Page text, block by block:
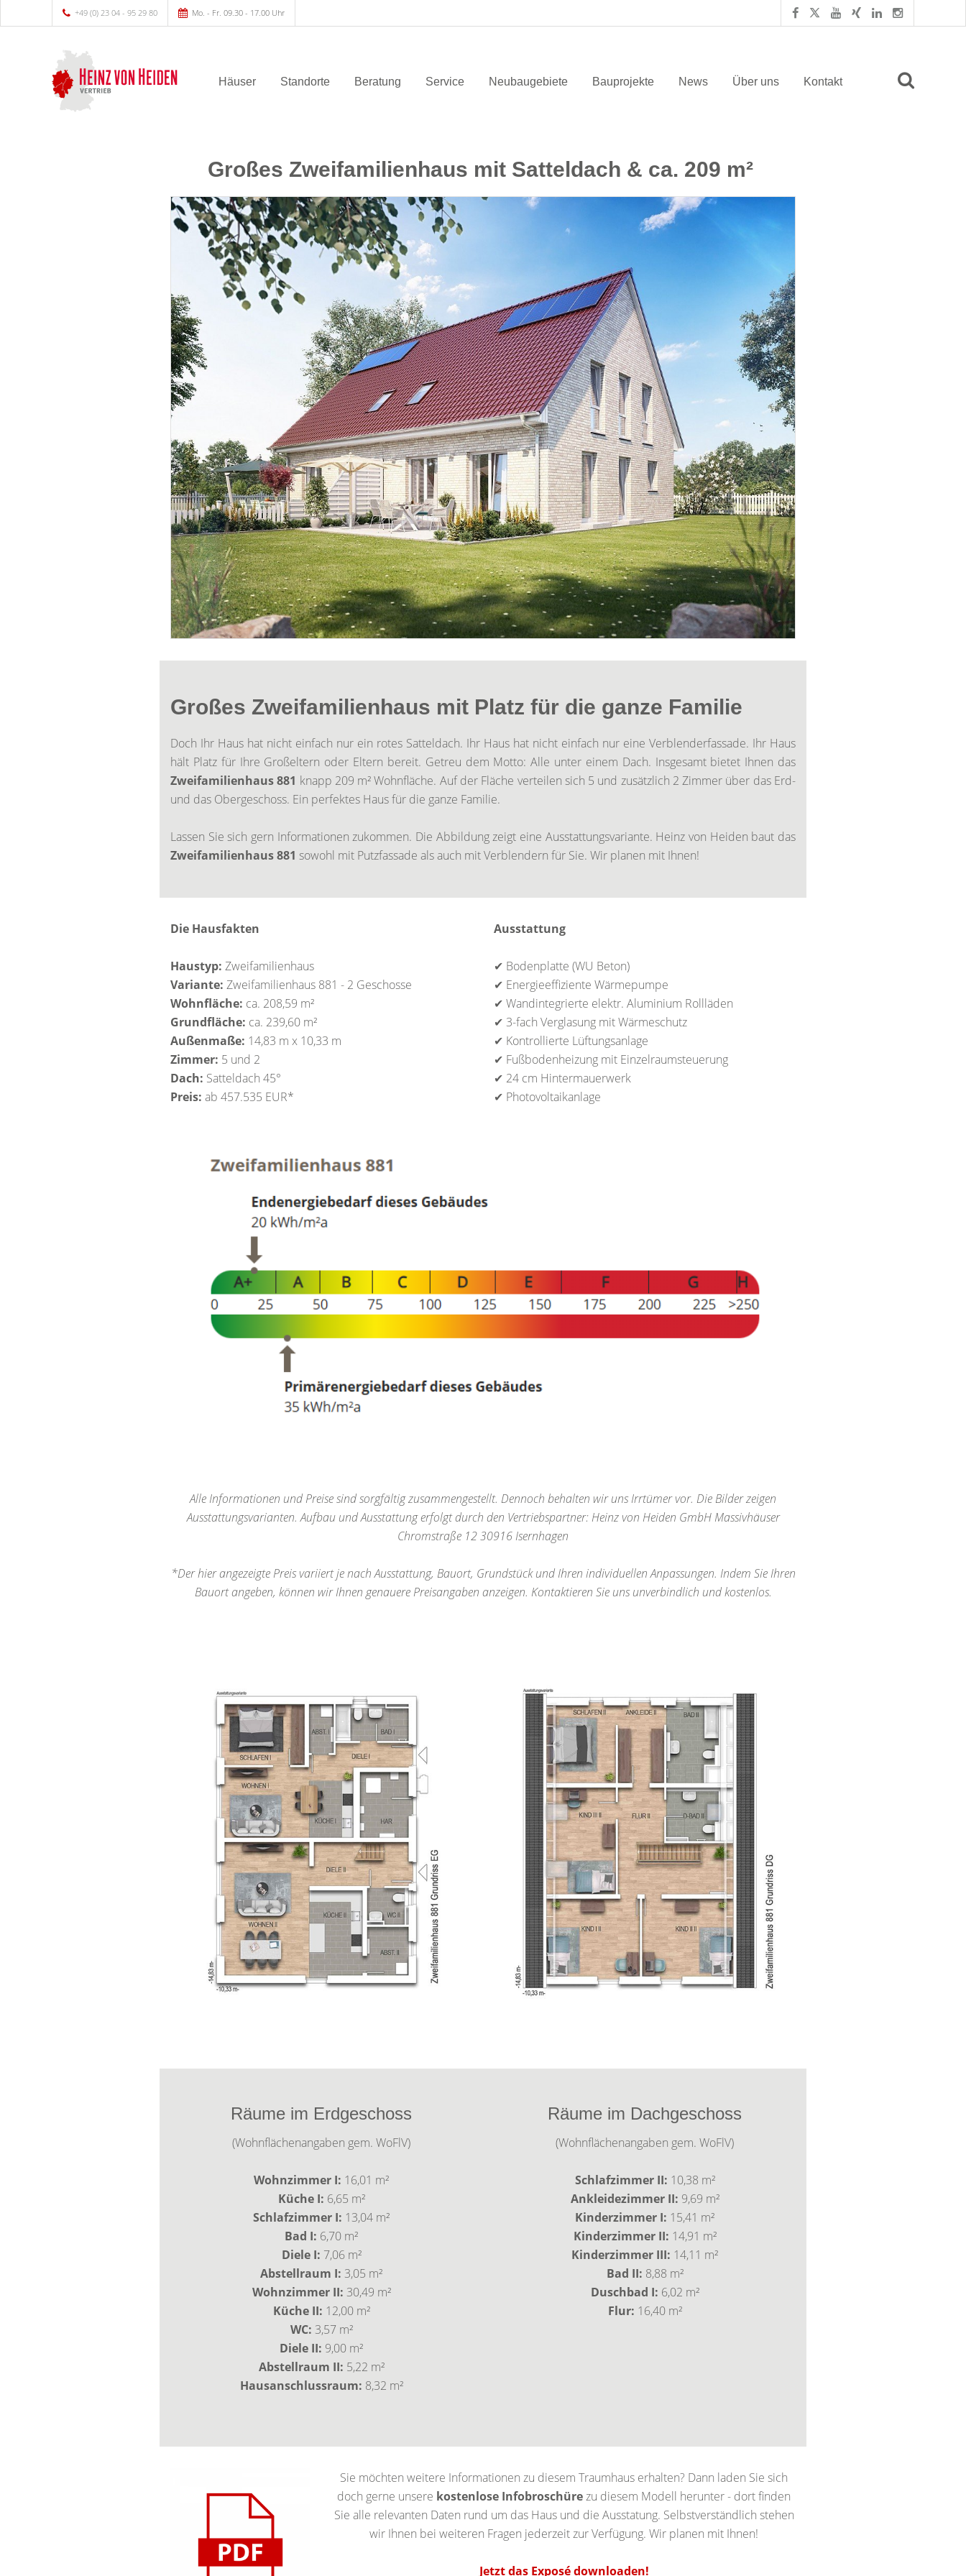
+49 (0) 23 04 - 95 29 80 Mo. - Fr. 09.30 - 17.00 Uhr
Häuser Standorte Beratung Service Neubaugebiete Bauprojekte News Über uns Kontakt
Großes Zweifamilienhaus mit Satteldach & ca. 209 m²
Großes Zweifamilienhaus mit Platz für die ganze Familie
Doch Ihr Haus hat nicht einfach nur ein rotes Satteldach. Ihr Haus hat nicht einfach nur eine Verblenderfassade. Ihr Haus
hält Platz für Ihre Großeltern oder Eltern bereit. Getreu dem Motto: Alle unter einem Dach. Insgesamt bietet Ihnen das
Zweifamilienhaus 881 knapp 209 m² Wohnfläche. Auf der Fläche verteilen sich 5 und zusätzlich 2 Zimmer über das Erd-
und das Obergeschoss. Ein perfektes Haus für die ganze Familie.
Lassen Sie sich gern Informationen zukommen. Die Abbildung zeigt eine Ausstattungsvariante. Heinz von Heiden baut das
Zweifamilienhaus 881 sowohl mit Putzfassade als auch mit Verblendern für Sie. Wir planen mit Ihnen!
Die Hausfakten
Haustyp: Zweifamilienhaus
Variante: Zweifamilienhaus 881 - 2 Geschosse
Wohnfläche: ca. 208,59 m²
Grundfläche: ca. 239,60 m²
Außenmaße: 14,83 m x 10,33 m
Zimmer: 5 und 2
Dach: Satteldach 45°
Preis: ab 457.535 EUR*
Ausstattung
✔ Bodenplatte (WU Beton)
✔ Energieeffiziente Wärmepumpe
✔ Wandintegrierte elektr. Aluminium Rollläden
✔ 3-fach Verglasung mit Wärmeschutz
✔ Kontrollierte Lüftungsanlage
✔ Fußbodenheizung mit Einzelraumsteuerung
✔ 24 cm Hintermauerwerk
✔ Photovoltaikanlage
Alle Informationen und Preise sind sorgfältig zusammengestellt. Dennoch behalten wir uns Irrtümer vor. Die Bilder zeigen
Ausstattungsvarianten. Aufbau und Ausstattung erfolgt durch den Vertriebspartner: Heinz von Heiden GmbH Massivhäuser
Chromstraße 12 30916 Isernhagen
*Der hier angezeigte Preis variiert je nach Ausstattung, Bauort, Grundstück und Ihren individuellen Anpassungen. Indem Sie Ihren
Bauort angeben, können wir Ihnen genauere Preisangaben anzeigen. Kontaktieren Sie uns unverbindlich und kostenlos.
Räume im Erdgeschoss
(Wohnflächenangaben gem. WoFlV)
Wohnzimmer I: 16,01 m²
Küche I: 6,65 m²
Schlafzimmer I: 13,04 m²
Bad I: 6,70 m²
Diele I: 7,06 m²
Abstellraum I: 3,05 m²
Wohnzimmer II: 30,49 m²
Küche II: 12,00 m²
WC: 3,57 m²
Diele II: 9,00 m²
Abstellraum II: 5,22 m²
Hausanschlussraum: 8,32 m²
Räume im Dachgeschoss
(Wohnflächenangaben gem. WoFlV)
Schlafzimmer II: 10,38 m²
Ankleidezimmer II: 9,69 m²
Kinderzimmer I: 15,41 m²
Kinderzimmer II: 14,91 m²
Kinderzimmer III: 14,11 m²
Bad II: 8,88 m²
Duschbad I: 6,02 m²
Flur: 16,40 m²
Sie möchten weitere Informationen zu diesem Traumhaus erhalten? Dann laden Sie sich
doch gerne unsere kostenlose Infobroschürezu diesem Modell herunter - dort finden
Sie alle relevanten Daten rund um das Haus und die Ausstatung. Selbstverständlich stehen
wir Ihnen bei weiteren Fragen jederzeit zur Verfügung. Wir planen mit Ihnen!
Jetzt das Exposé downloaden!